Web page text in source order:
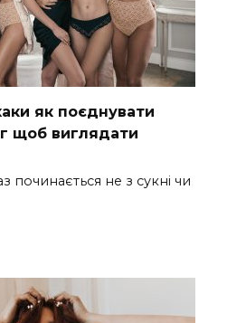
як поєднувати
щоб виглядати
починається не з сукні чи